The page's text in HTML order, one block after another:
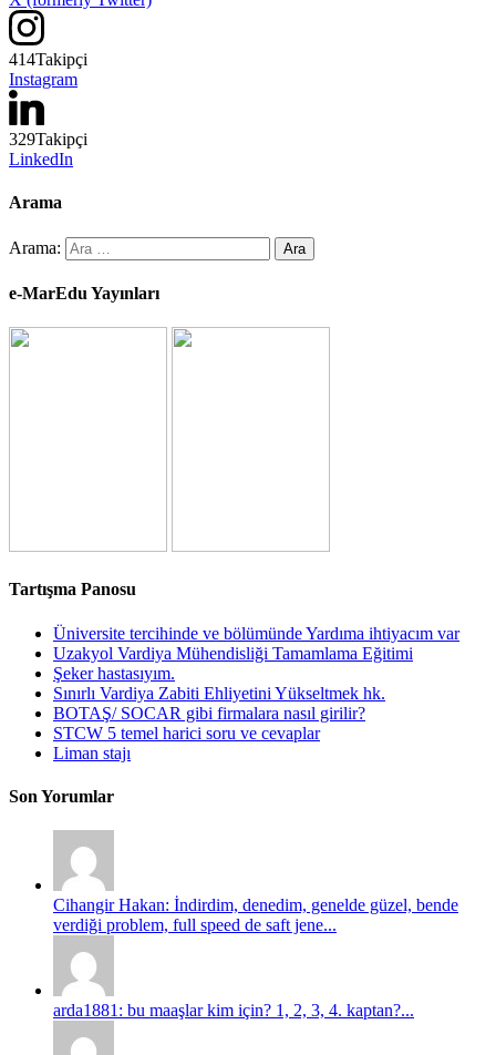
414Takipçi
Instagram
329Takipçi
LinkedIn
Arama
Arama:
e-MarEdu Yayınları
Tartışma Panosu
Üniversite tercihinde ve bölümünde Yardıma ihtiyacım var
Uzakyol Vardiya Mühendisliği Tamamlama Eğitimi
Şeker hastasıyım.
Sınırlı Vardiya Zabiti Ehliyetini Yükseltmek hk.
BOTAŞ/ SOCAR gibi firmalara nasıl girilir?
STCW 5 temel harici soru ve cevaplar
Liman stajı
Son Yorumlar
Cihangir Hakan: İndirdim, denedim, genelde güzel, bende
verdiği problem, full speed de saft jene...
arda1881: bu maaşlar kim için? 1, 2, 3, 4. kaptan?...